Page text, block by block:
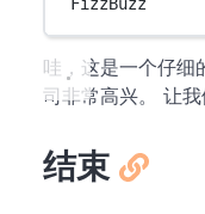
哇，这是一个仔细
司非常高兴。 让
结束